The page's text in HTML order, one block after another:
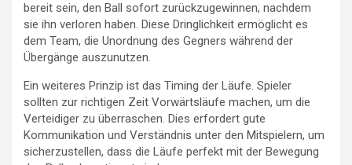
bereit sein, den Ball sofort zurückzugewinnen, nachdem
sie ihn verloren haben. Diese Dringlichkeit ermöglicht es
dem Team, die Unordnung des Gegners während der
Übergänge auszunutzen.
Ein weiteres Prinzip ist das Timing der Läufe. Spieler
sollten zur richtigen Zeit Vorwärtsläufe machen, um die
Verteidiger zu überraschen. Dies erfordert gute
Kommunikation und Verständnis unter den Mitspielern, um
sicherzustellen, dass die Läufe perfekt mit der Bewegung